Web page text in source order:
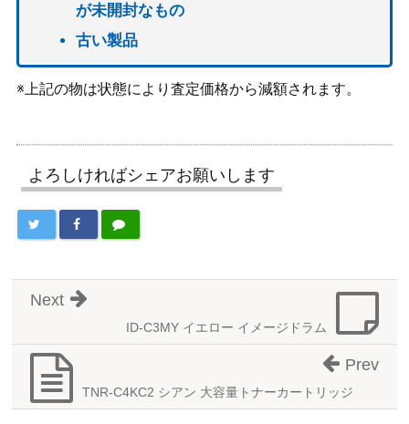
が未開封なもの
古い製品
※上記の物は状態により査定価格から減額されます。
よろしければシェアお願いします
ID-C3MY イエロー イメージドラム
Next
TNR-C4KC2 シアン 大容量トナーカートリッジ
Prev